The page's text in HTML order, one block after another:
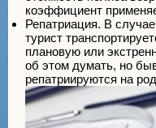
коэффициент
Репатриация. В
турист
плановую или
об этом думать, но
репатриируются на